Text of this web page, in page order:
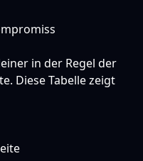
in der Regel der
Diese Tabelle zeigt